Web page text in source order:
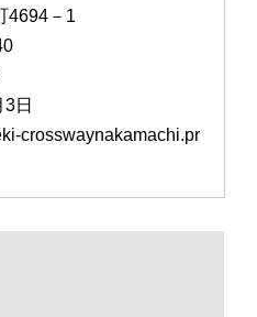
4694－1
日
crosswaynakamachi.pr